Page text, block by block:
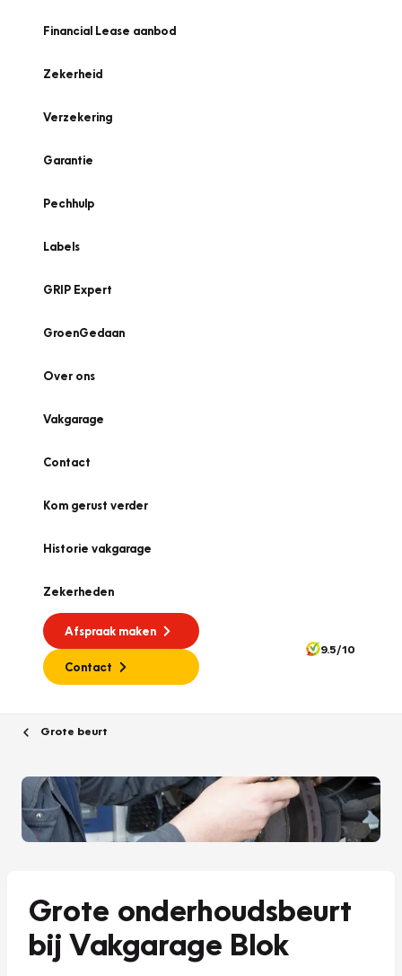
Financial Lease aanbod
Zekerheid
Verzekering
Garantie
Pechhulp
Labels
GRIP Expert
GroenGedaan
Over ons
Vakgarage
Contact
Kom gerust verder
Historie vakgarage
Zekerheden
Afspraak maken
Contact
9.5/10
Grote beurt
Grote onderhoudsbeurt
bij Vakgarage Blok